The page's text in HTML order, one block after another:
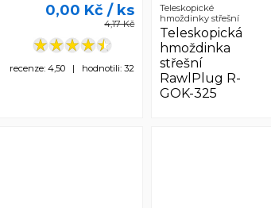
0,00 Kč / ks
4,17 Kč
recenze: 4,50 | hodnotili: 32
Teleskopické
hmoždinky střešní
Teleskopická
hmoždinka
střešní
RawlPlug R-
GOK-325